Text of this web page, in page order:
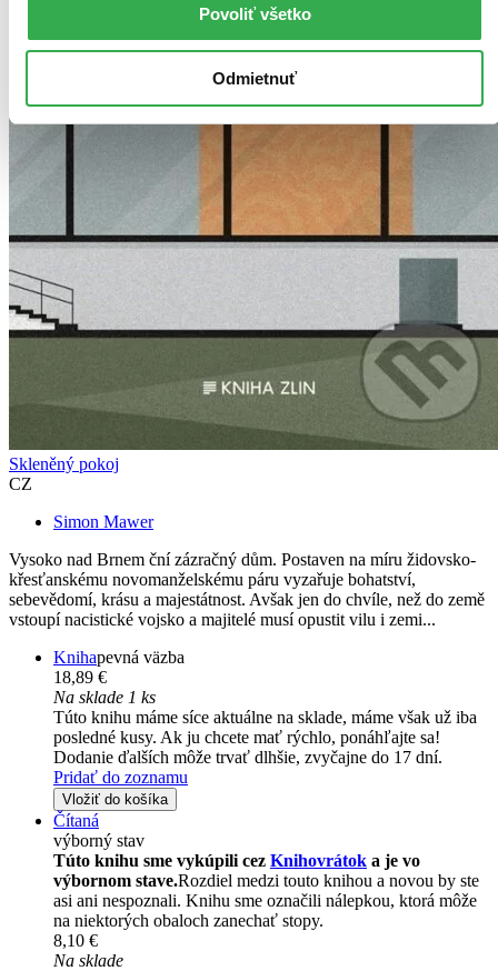
Povoliť všetko
Odmietnuť
Skleněný pokoj
CZ
Simon Mawer
Vysoko nad Brnem ční zázračný dům. Postaven na míru židovsko-
křesťanskému novomanželskému páru vyzařuje bohatství,
sebevědomí, krásu a majestátnost. Avšak jen do chvíle, než do země
vstoupí nacistické vojsko a majitelé musí opustit vilu i zemi...
Knihapevná väzba
18,89 €
Na sklade 1 ks
Túto knihu máme síce aktuálne na sklade, máme však už iba
posledné kusy. Ak ju chcete mať rýchlo, ponáhľajte sa!
Dodanie ďalších môže trvať dlhšie, zvyčajne do 17 dní.
Pridať do zoznamu
Vložiť do košíka
Čítaná
výborný stav
Túto knihu sme vykúpili cez Knihovrátok a je vo
výbornom stave.Rozdiel medzi touto knihou a novou by ste
asi ani nespoznali. Knihu sme označili nálepkou, ktorá môže
na niektorých obaloch zanechať stopy.
8,10 €
Na sklade